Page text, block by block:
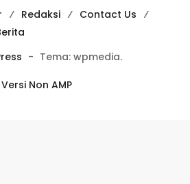
Redaksi
Contact Us
- Tema: wpmedia.
Versi Non AMP